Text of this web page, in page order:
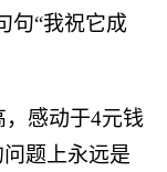
句“我祝它成
感动于4元钱
题上永远是